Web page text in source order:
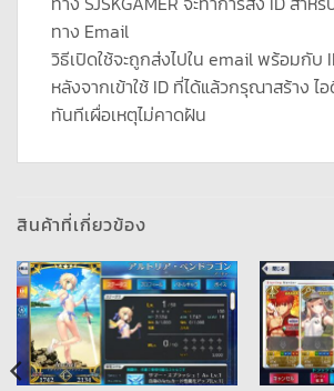
ทาง Email
วิธีเปิดใช้จะถูกส่งไปใน email พร้อมกับ
หลังจากเข้าใช้ ID ที่ได้แล้วกรุณาสร้าง ไ
ทันทีเผื่อเหตุไม่คาดฝัน
สินค้าที่เกี่ยวข้อง